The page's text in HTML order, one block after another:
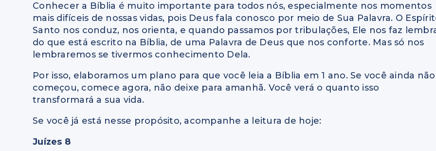
Conhecer a Bíblia é muito importante para todos nós, especialmente nos momentos
mais difíceis de nossas vidas, pois Deus fala conosco por meio de Sua Palavra. O
Santo nos conduz, nos orienta, e quando passamos por tribulações, Ele nos faz
do que está escrito na Bíblia, de uma Palavra de Deus que nos conforte. Mas só nos
lembraremos se tivermos conhecimento Dela.
Por isso, elaboramos um plano para que você leia a Bíblia em 1 ano. Se você ainda não
começou, comece agora, não deixe para amanhã. Você verá o quanto isso
transformará a sua vida.
Se você já está nesse propósito, acompanhe a leitura de hoje:
Juízes 8